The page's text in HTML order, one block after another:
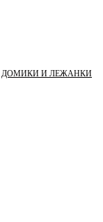
ДОМИКИ И ЛЕЖАНКИ